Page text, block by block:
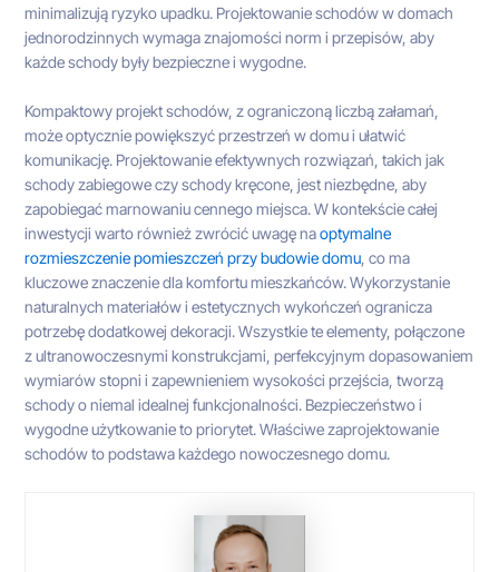
minimalizują ryzyko upadku. Projektowanie schodów w domach
jednorodzinnych wymaga znajomości norm i przepisów, aby
każde schody były bezpieczne i wygodne.
Kompaktowy projekt schodów, z ograniczoną liczbą załamań,
może optycznie powiększyć przestrzeń w domu i ułatwić
komunikację. Projektowanie efektywnych rozwiązań, takich jak
schody zabiegowe czy schody kręcone, jest niezbędne, aby
zapobiegać marnowaniu cennego miejsca. W kontekście całej
inwestycji warto również zwrócić uwagę naoptymalne
rozmieszczenie pomieszczeń przy budowie domu, co ma
kluczowe znaczenie dla komfortu mieszkańców. Wykorzystanie
naturalnych materiałów i estetycznych wykończeń ogranicza
potrzebę dodatkowej dekoracji. Wszystkie te elementy, połączone
z ultranowoczesnymi konstrukcjami, perfekcyjnym dopasowaniem
wymiarów stopni i zapewnieniem wysokości przejścia, tworzą
schody o niemal idealnej funkcjonalności. Bezpieczeństwo i
wygodne użytkowanie to priorytet. Właściwe zaprojektowanie
schodów to podstawa każdego nowoczesnego domu.